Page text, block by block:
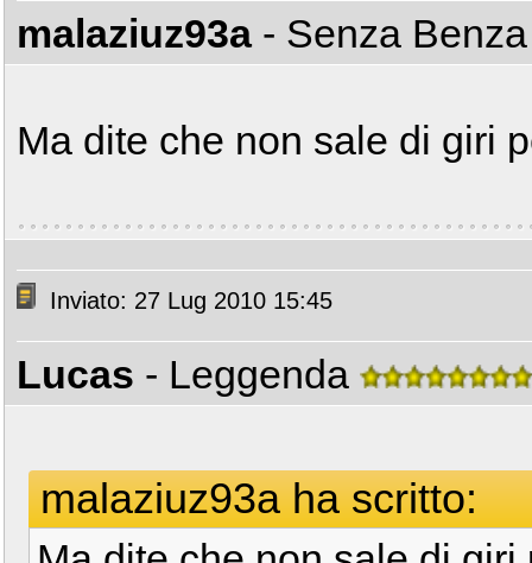
malaziuz93a - Senza
Ma dite che non sale di giri
Inviato: 27 Lug 2010 15:45
Lucas - Leggenda
malaziuz93a ha scritto: